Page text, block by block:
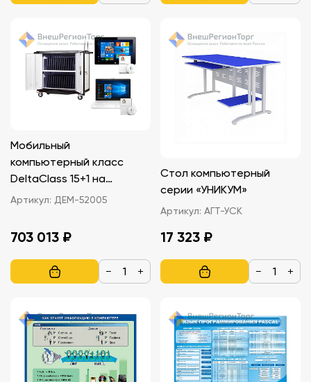
Мобильный
компьютерный класс
DeltaClass 15+1 на
планшетах
Артикул: ДЕМ-52005
703 013 ₽
− +
Стол компьютерный
серии «УНИКУМ»
Артикул: АГТ-УСК
17 323 ₽
− +